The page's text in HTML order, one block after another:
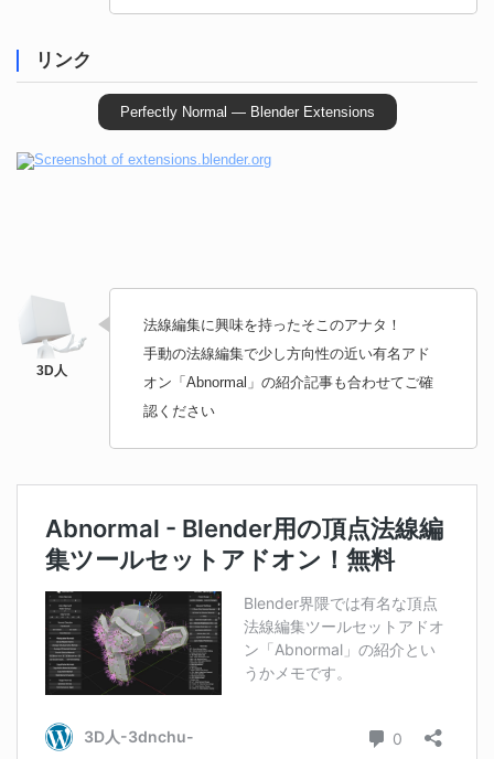
リンク
Perfectly Normal — Blender Extensions
法線編集に興味を持ったそこのアナタ！
手動の法線編集で少し方向性の近い有名アド
オン「Abnormal」の紹介記事も合わせてご確
認ください